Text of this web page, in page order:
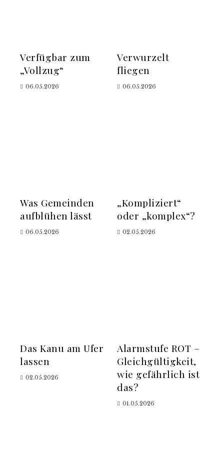
Verfügbar zum
„Vollzug“
06.05.2026
Verwurzelt
fliegen
06.05.2026
Was Gemeinden
aufblühen lässt
06.05.2026
„Kompliziert“
oder „komplex“?
02.05.2026
Das Kanu am Ufer
lassen
02.05.2026
Alarmstufe ROT –
Gleichgültigkeit,
wie gefährlich ist
das?
01.05.2026